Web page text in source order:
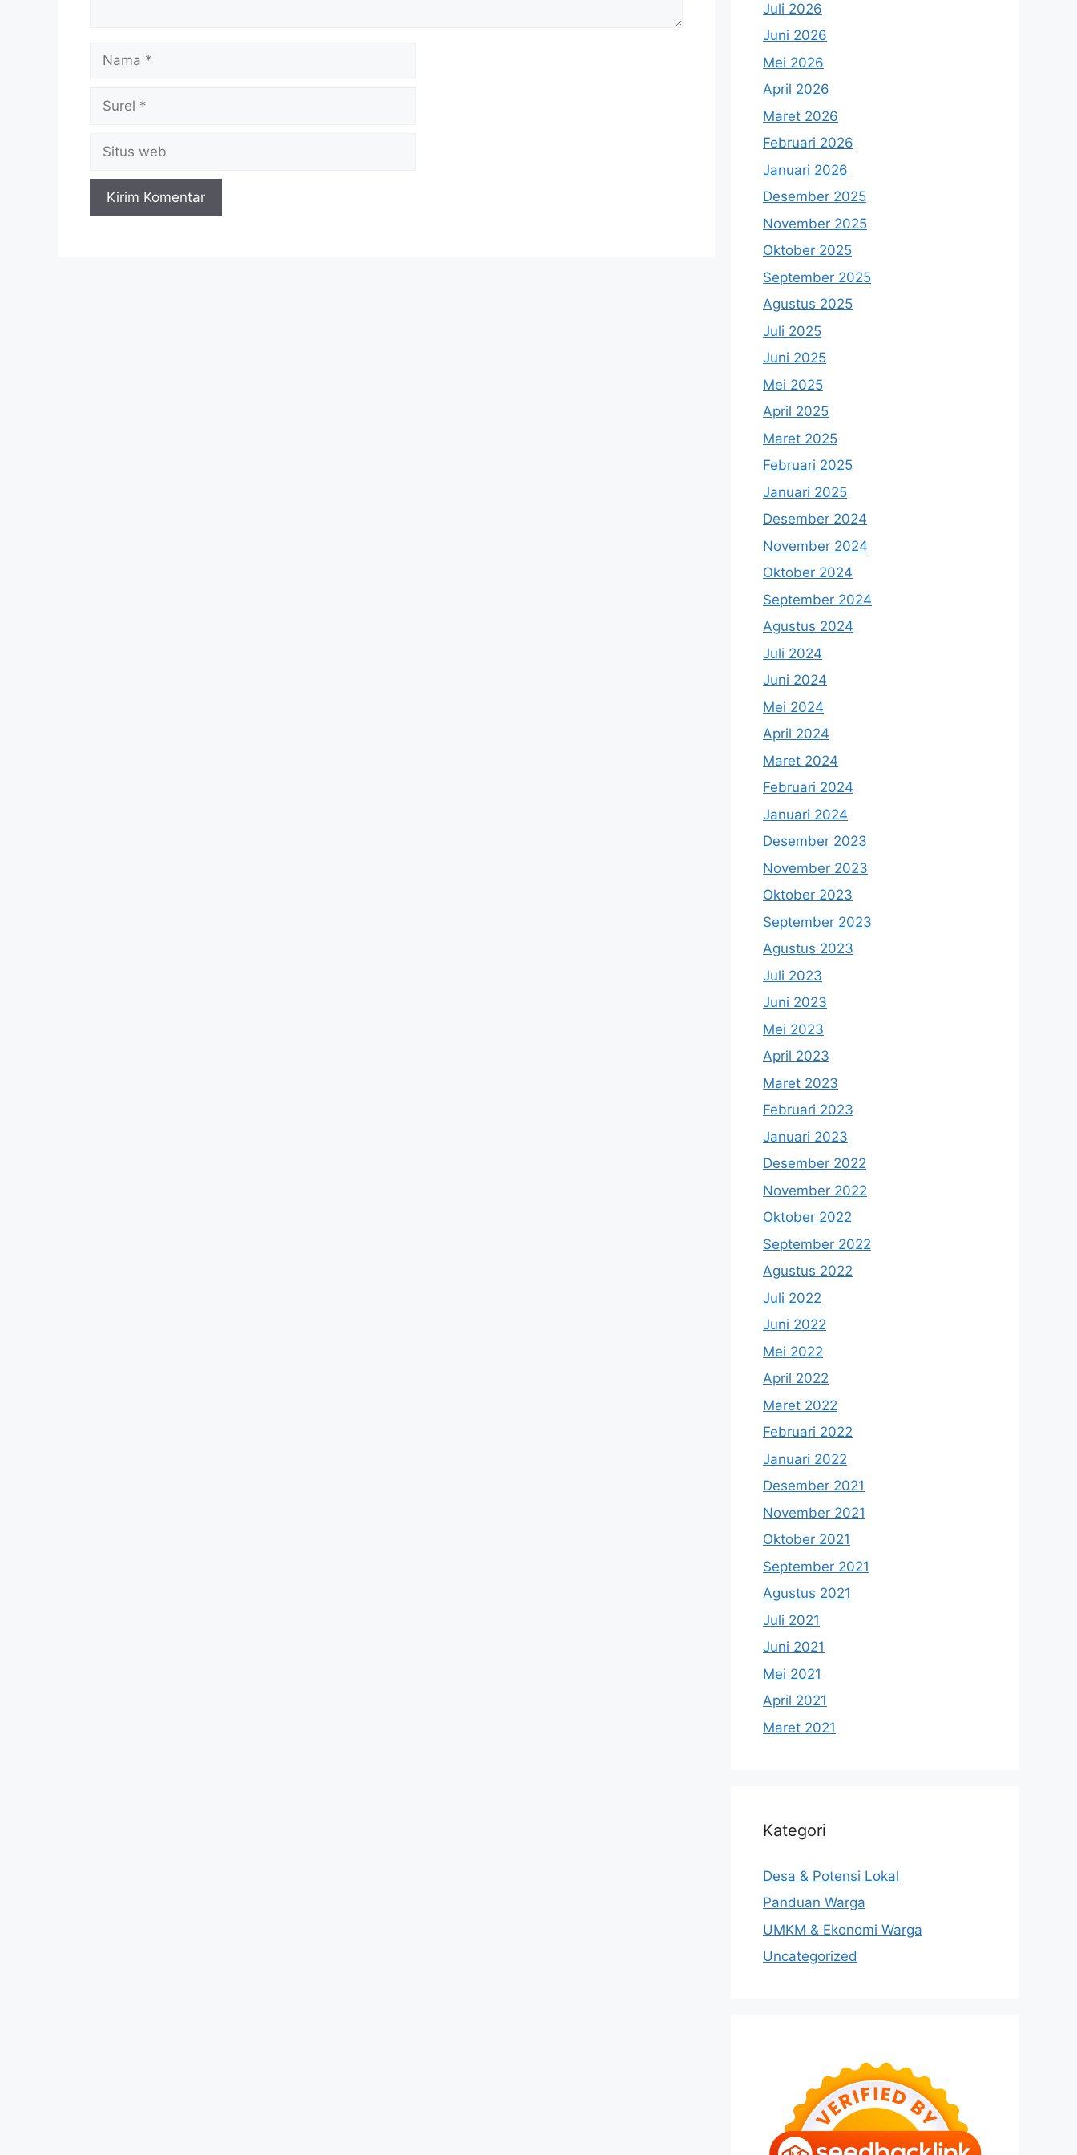
web
Juli 2026
Juni 2026
Mei 2026
April 2026
Maret 2026
Februari 2026
Januari 2026
Desember 2025
November 2025
Oktober 2025
September 2025
Agustus 2025
Juli 2025
Juni 2025
Mei 2025
April 2025
Maret 2025
Februari 2025
Januari 2025
Desember 2024
November 2024
Oktober 2024
September 2024
Agustus 2024
Juli 2024
Juni 2024
Mei 2024
April 2024
Maret 2024
Februari 2024
Januari 2024
Desember 2023
November 2023
Oktober 2023
September 2023
Agustus 2023
Juli 2023
Juni 2023
Mei 2023
April 2023
Maret 2023
Februari 2023
Januari 2023
Desember 2022
November 2022
Oktober 2022
September 2022
Agustus 2022
Juli 2022
Juni 2022
Mei 2022
April 2022
Maret 2022
Februari 2022
Januari 2022
Desember 2021
November 2021
Oktober 2021
September 2021
Agustus 2021
Juli 2021
Juni 2021
Mei 2021
April 2021
Maret 2021
Kategori
Desa & Potensi Lokal
Panduan Warga
UMKM & Ekonomi Warga
Uncategorized